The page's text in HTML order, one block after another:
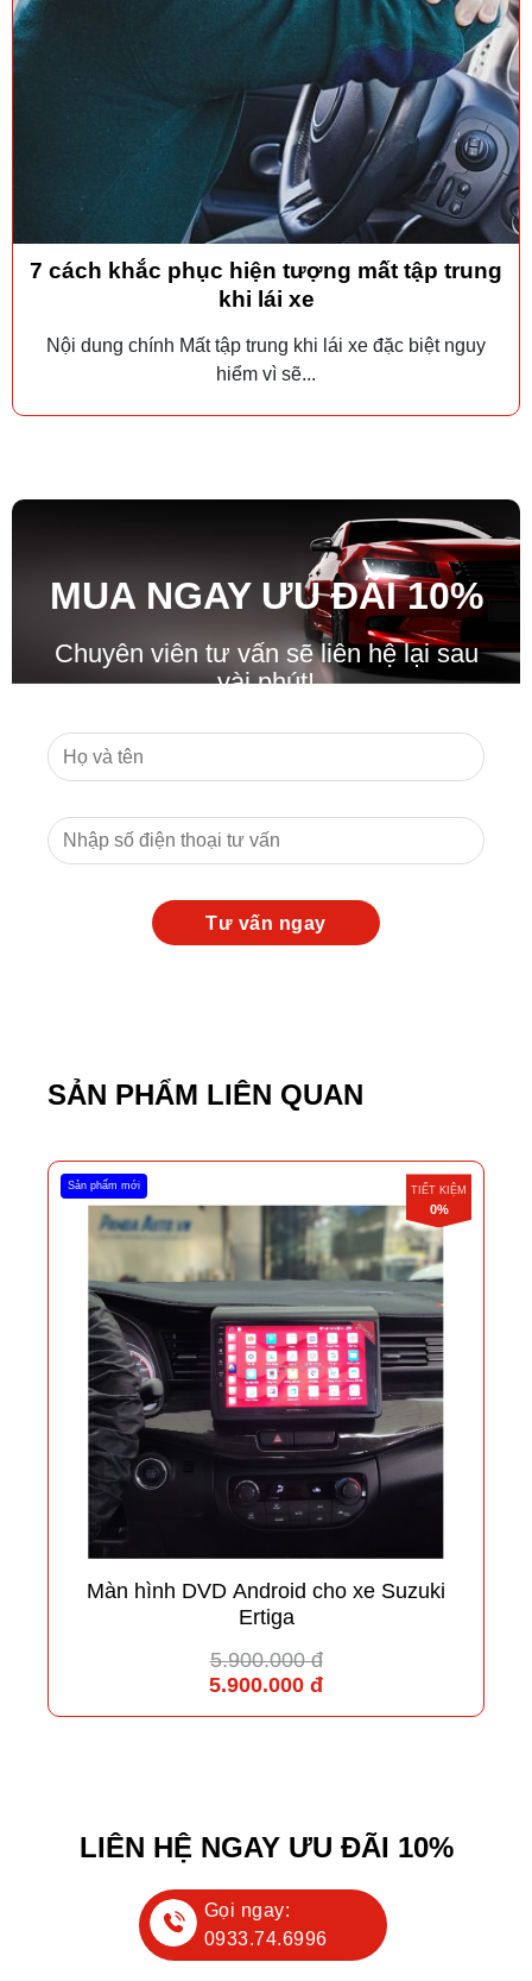
7 cách khắc phục hiện tượng mất tập trung
khi lái xe
Nội dung chính Mất tập trung khi lái xe đặc biệt nguy
hiểm vì sẽ...
MUA NGAY ƯU ĐÃI10%
Chuyên viên tư vấn sẽ liên hệ lại sau
vài phút!
SẢN PHẨM LIÊN QUAN
Sản phẩm mới TIẾT KIỆM
0%
Màn hình DVD Android cho xe Suzuki
Ertiga
5.900.000 đ
5.900.000 đ
LIÊN HỆ NGAY ƯU ĐÃI 10%
Gọi ngay:
0933.74.6996